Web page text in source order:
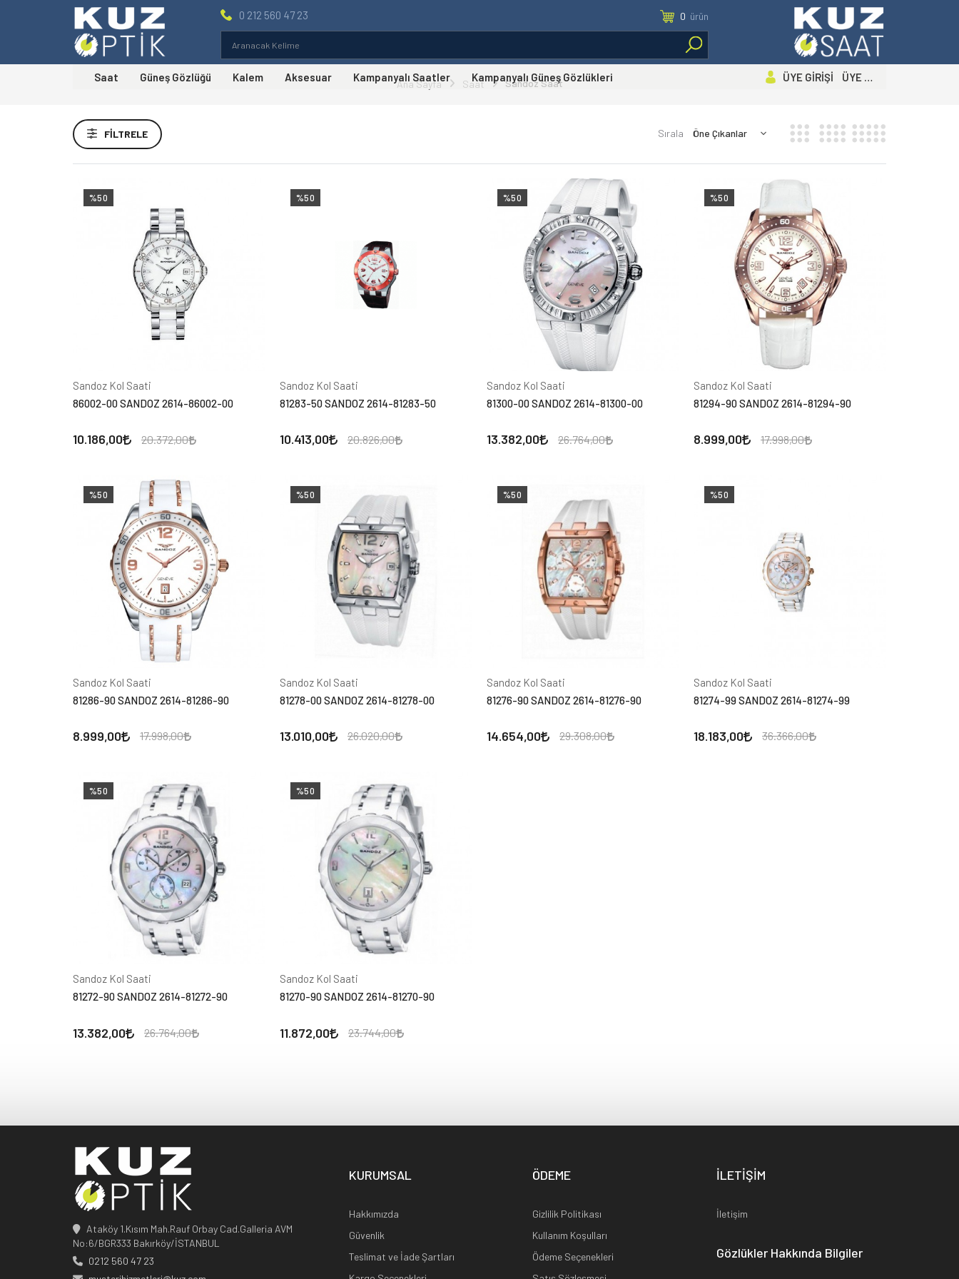
0 212 560 47 23 0 ürün
Saat Güneş Gözlüğü Kalem Aksesuar Kampanyalı Saatler Kampanyalı Güneş Gözlükleri ÜYE GİRİŞİ ÜYE OL
Ana Sayfa Saat Sandoz Saat
Fiyat Aralığı
Markalar
FILTRELE Sırala
%50
Sandoz Kol Saati
86002-00 SANDOZ 2614-86002-00
10.186,00 20.372,00
%50
Sandoz Kol Saati
81283-50 SANDOZ 2614-81283-50
10.413,00 20.826,00
%50
Sandoz Kol Saati
81300-00 SANDOZ 2614-81300-00
13.382,00 26.764,00
%50
Sandoz Kol Saati
81294-90 SANDOZ 2614-81294-90
8.999,00 17.998,00
%50
Sandoz Kol Saati
81286-90 SANDOZ 2614-81286-90
8.999,00 17.998,00
%50
Sandoz Kol Saati
81278-00 SANDOZ 2614-81278-00
13.010,00 26.020,00
%50
Sandoz Kol Saati
81276-90 SANDOZ 2614-81276-90
14.654,00 29.308,00
%50
Sandoz Kol Saati
81274-99 SANDOZ 2614-81274-99
18.183,00 36.366,00
%50
Sandoz Kol Saati
81272-90 SANDOZ 2614-81272-90
13.382,00 26.764,00
%50
Sandoz Kol Saati
81270-90 SANDOZ 2614-81270-90
11.872,00 23.744,00
Ataköy 1.Kısım Mah.Rauf Orbay Cad.Galleria AVM
No:6/BGR333 Bakırköy/İSTANBUL
0212 560 47 23
KURUMSAL
Hakkımızda
Güvenlik
Teslimat ve İade Şartları
ÖDEME
Gizlilik Politikası
Kullanım Koşulları
Ödeme Seçenekleri
İLETİŞİM
İletişim
Gözlükler Hakkında Bilgiler